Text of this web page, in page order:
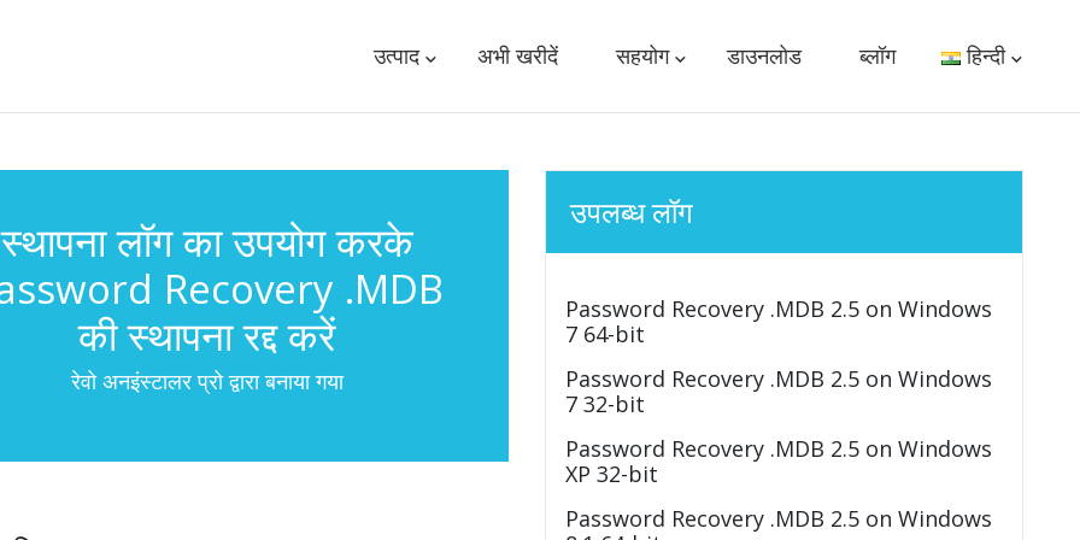
उत्पाद अभी खरीदें सहयोग डाउनलोड ब्लॉग हिन्दी
स्थापना लॉग का उपयोग करके
Recovery .MDB
की स्थापना रद्द करें
रेवो अनइंस्टालर प्रो द्वारा बनाया गया
उपलब्ध लॉग
Password Recovery .MDB 2.5 on Windows
7 64-bit
Password Recovery .MDB 2.5 on Windows
7 32-bit
Password Recovery .MDB 2.5 on Windows
XP 32-bit
Password Recovery .MDB 2.5 on Windows